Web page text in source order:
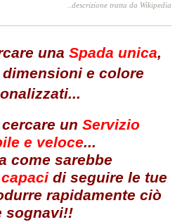
..descrizione tratta da Wikipedia
una Spada unica,
e colore
un Servizio
e veloce...
come sarebbe
di seguire le tue
rapidamente ciò
sognavi!!